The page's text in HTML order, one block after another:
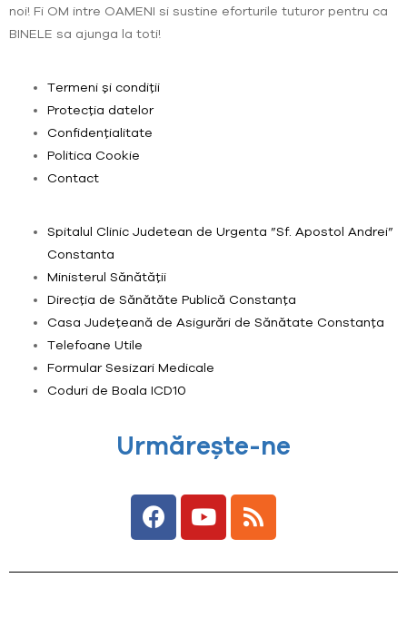
noi! Fi OM intre OAMENI si sustine eforturile tuturor pentru ca
BINELE sa ajunga la toti!
Termeni și condiții
Protecția datelor
Confidențialitate
Politica Cookie
Contact
Spitalul Clinic Judetean de Urgenta ”Sf. Apostol Andrei”
Constanta
Ministerul Sănătății
Direcția de Sănătăte Publică Constanța
Casa Județeană de Asigurări de Sănătate Constanța
Telefoane Utile
Formular Sesizari Medicale
Coduri de Boala ICD10
Urmărește-ne